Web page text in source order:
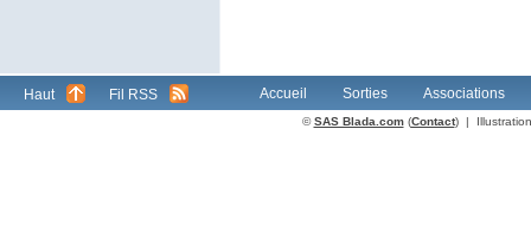
Haut Fil RSS Accueil Sorties Associations
©SAS Blada.com(Contact) |